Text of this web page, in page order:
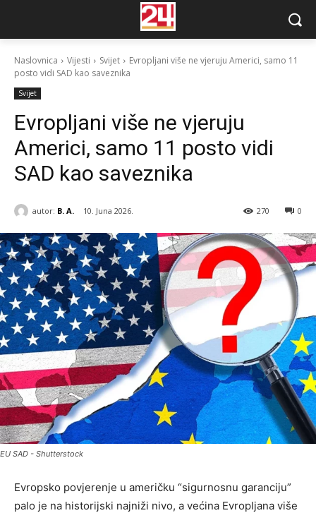
Naslovnica Vijesti Svijet
Evropljani više ne vjeruju Americi, samo 11
posto vidi SAD kao saveznika
Svijet
Evropljani više ne vjeruju
Americi, samo 11 posto vidi
SAD kao saveznika
autor: B. A. 10. Juna 2026. 0
270
EU SAD - Shutterstock
Evropsko povjerenje u američku “sigurnosnu garanciju”
palo je na historijski najniži nivo, a većina Evropljana više